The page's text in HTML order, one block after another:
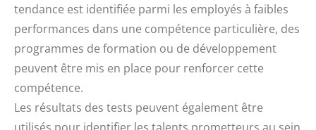
tendance est identifiée parmi les employés à faibles
performances dans une compétence particulière, des
programmes de formation ou de développement
peuvent être mis en place pour renforcer cette
compétence.
Les résultats des tests peuvent également être